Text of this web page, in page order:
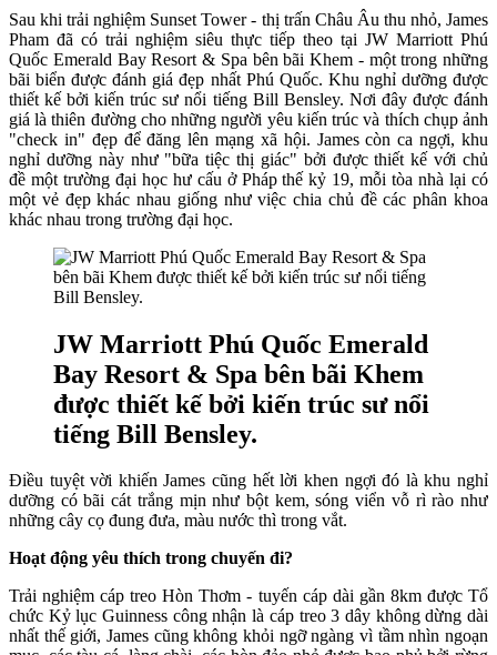
Sau khi trải nghiệm Sunset Tower - thị trấn Châu Âu thu nhỏ, James
Pham đã có trải nghiệm siêu thực tiếp theo tại JW Marriott Phú
Quốc Emerald Bay Resort & Spa bên bãi Khem - một trong những
bãi biển được đánh giá đẹp nhất Phú Quốc. Khu nghỉ dưỡng được
thiết kế bởi kiến trúc sư nổi tiếng Bill Bensley. Nơi đây được đánh
giá là thiên đường cho những người yêu kiến trúc và thích chụp ảnh
"check in" đẹp để đăng lên mạng xã hội. James còn ca ngợi, khu
nghỉ dưỡng này như "bữa tiệc thị giác" bởi được thiết kế với chủ
đề một trường đại học hư cấu ở Pháp thế kỷ 19, mỗi tòa nhà lại có
một vẻ đẹp khác nhau giống như việc chia chủ đề các phân khoa
khác nhau trong trường đại học.
JW Marriott Phú Quốc Emerald
Bay Resort & Spa bên bãi Khem
được thiết kế bởi kiến trúc sư nổi
tiếng Bill Bensley.
Điều tuyệt vời khiến James cũng hết lời khen ngợi đó là khu nghỉ
dưỡng có bãi cát trắng mịn như bột kem, sóng viển vỗ rì rào như
những cây cọ đung đưa, màu nước thì trong vắt.
Hoạt động yêu thích trong chuyến đi?
Trải nghiệm cáp treo Hòn Thơm - tuyến cáp dài gần 8km được Tổ
chức Kỷ lục Guinness công nhận là cáp treo 3 dây không dừng dài
nhất thế giới, James cũng không khỏi ngỡ ngàng vì tầm nhìn ngoạn